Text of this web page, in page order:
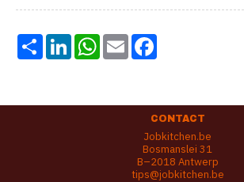
Share LinkedInWhatsApp
Email
CONTACT
Jobkitchen.be
Bosmanslei 31
B–2018 Antwerp
tips@jobkitchen.be